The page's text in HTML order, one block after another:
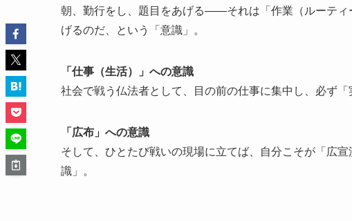
朝、勤行をし、題目をあげる——それは「作業（ルーティ
げるのだ、という「意識」。
「仕事（生活）」への意識
社会で戦う仏法者として、目の前の仕事に集中し、必ず「
「広布」への意識
そして、ひとたび戦いの現場に立てば、自分こそが「広
識」。